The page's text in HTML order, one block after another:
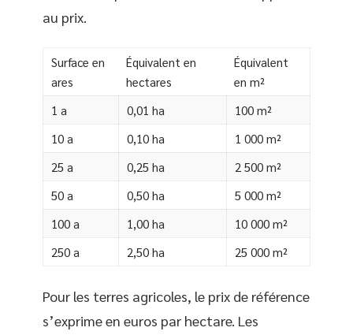
au prix.
Surface en
ares
Équivalent en
hectares
Équivalent
en m²
1 a
0,01 ha
100 m²
10 a
0,10 ha
1 000 m²
25 a
0,25 ha
2 500 m²
50 a
0,50 ha
5 000 m²
100 a
1,00 ha
10 000 m²
250 a
2,50 ha 25 000 m²
Pour les terres agricoles, le prix de référence
s’exprime en euros par hectare. Les